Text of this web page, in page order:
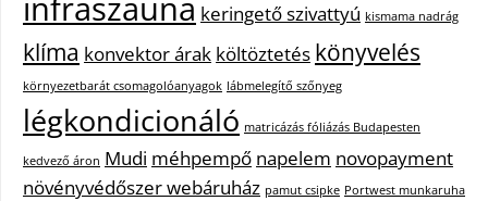
infraszauna keringető szivattyú kismama nadrág
klíma konvektor árak költöztetés könyvelés
környezetbarát csomagolóanyagok lábmelegítő szőnyeg
légkondicionáló matricázás fóliázás Budapesten
kedvező áron Mudi méhpempő napelem novopayment
növényvédőszer webáruház pamut csipke Portwest munkaruha